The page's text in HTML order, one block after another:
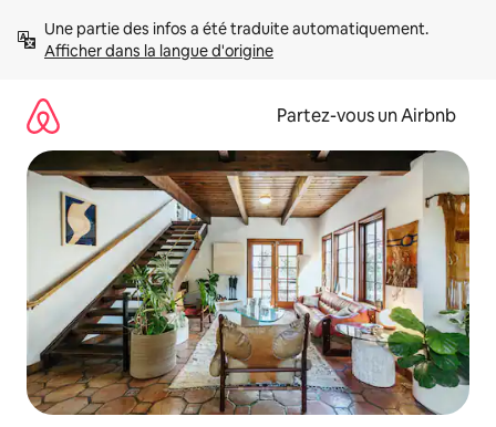
directement
Afficher dans la langue d'origine
Partez-vous un Airbnb